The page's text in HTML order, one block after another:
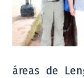
áreas de